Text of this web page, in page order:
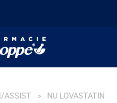
ASSIST NU LOVASTATIN